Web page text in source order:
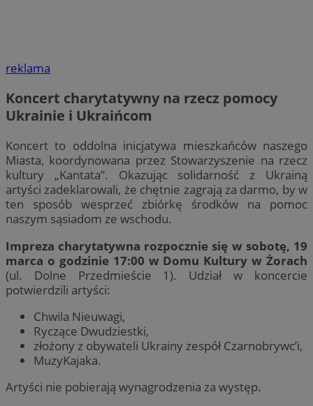
reklama
Koncert charytatywny na rzecz pomocy
Ukrainie i Ukraińcom
Koncert to oddolna inicjatywa mieszkańców naszego
Miasta, koordynowana przez Stowarzyszenie na rzecz
kultury „Kantata”. Okazując solidarność z Ukrainą
artyści zadeklarowali, że chętnie zagrają za darmo, by w
ten sposób wesprzeć zbiórkę środków na pomoc
naszym sąsiadom ze wschodu.
Impreza charytatywna rozpocznie się w sobotę, 19
marca o godzinie 17:00 w Domu Kultury w Żorach
(ul. Dolne Przedmieście 1). Udział w koncercie
potwierdzili artyści:
Chwila Nieuwagi,
Ryczące Dwudziestki,
złożony z obywateli Ukrainy zespół Czarnobrywc’i,
MuzyKajaka.
Artyści nie pobierają wynagrodzenia za występ.